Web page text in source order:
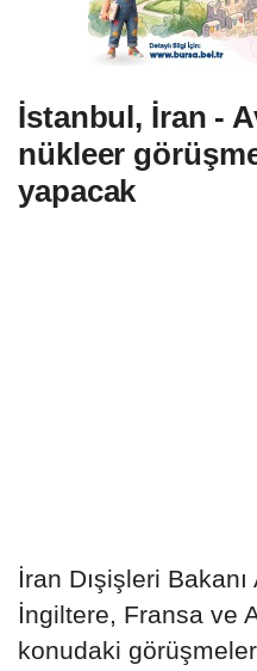
İstanbul, İran -
nükleer
yapacak
İran Dışişleri
İngiltere, Fransa ve
konudaki